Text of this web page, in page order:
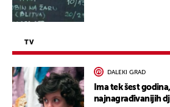
TV
DALEKI GRAD
Ima tek šest
najnagrađivanijih